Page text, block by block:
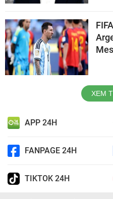
XEM
APP 24H
FANPAGE 24H
TIKTOK 24H